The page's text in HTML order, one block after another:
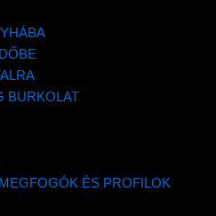
BURKOLAT
ÉS PROFILOK